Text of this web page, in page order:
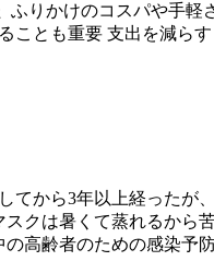
りかけのコスパや手
ことも重要 支出を減らす
から3年以上経ったが
クは暑くて蒸れるから
高齢者のための感染予